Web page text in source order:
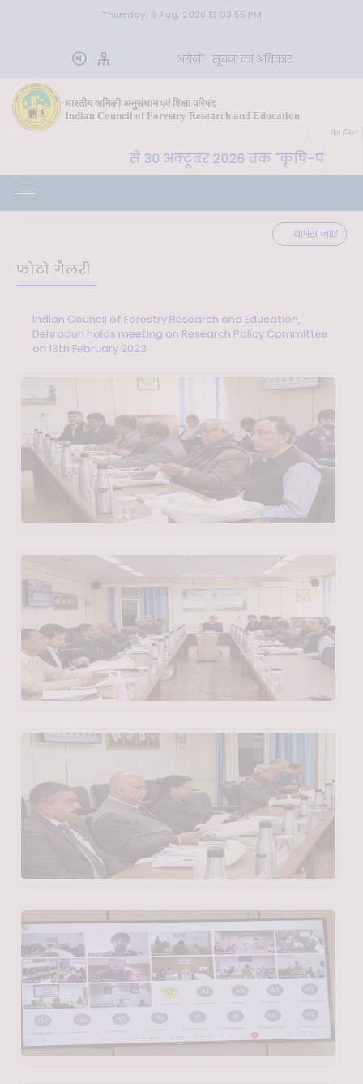
Thursday, 6 Aug, 2026 13:03:55 PM
अंग्रेज़ी सूचना का अधिकार
भारतीय वानिकी अनुसंधान एवं शिक्षा परिषद
Indian Council of Forestry Research and Education
वेब ईमेल
प. , देहरादून 26 से 30 अक्टूबर 2026 तक "कृषि-पर्यावरण
वापस जाएं
फोटो गैलरी
Indian Council of Forestry Research and Education,
Dehradun holds meeting on Research Policy Committee
on 13th February 2023